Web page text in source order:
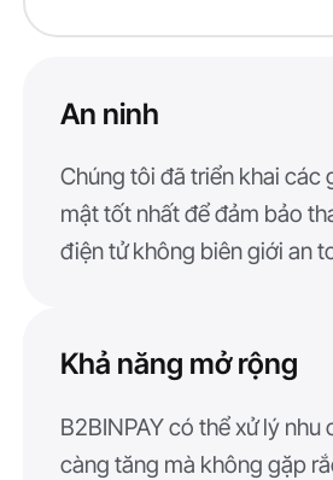
An ninh
Chúng tôi đã triển khai các
mật tốt nhất để đảm bảo
điện tử không biên giới an
Khả năng mở rộng
B2BINPAY có thể xử lý nhu
càng tăng mà không gặp